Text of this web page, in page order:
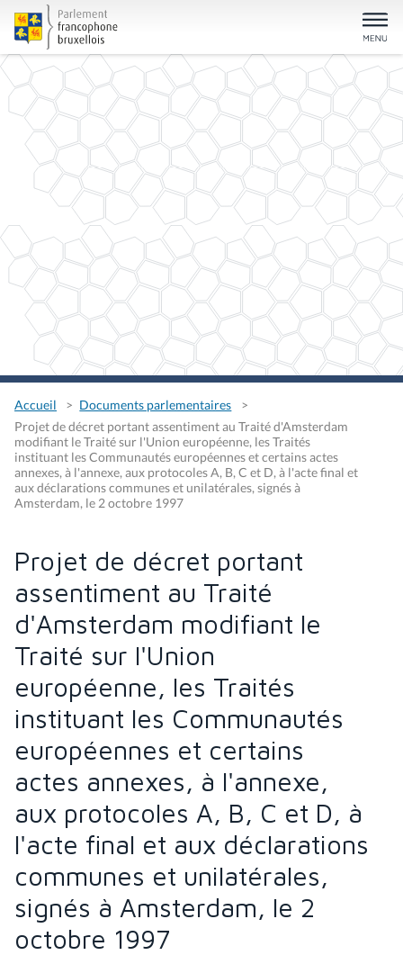
Accueil
Documents parlementaires
Projet de décret portant assentiment au Traité d'Amsterdam
modifiant le Traité sur l'Union européenne, les Traités
instituant les Communautés européennes et certains actes
annexes, à l'annexe, aux protocoles A, B, C et D, à l'acte final et
aux déclarations communes et unilatérales, signés à
Amsterdam, le 2 octobre 1997
Projet de décret portant
assentiment au Traité
d'Amsterdam modifiant le
Traité sur l'Union
européenne, les Traités
instituant les Communautés
européennes et certains
actes annexes, à l'annexe,
aux protocoles A, B, C et D, à
l'acte final et aux déclarations
communes et unilatérales,
signés à Amsterdam, le 2
octobre 1997